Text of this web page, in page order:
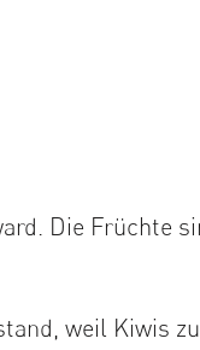
Die Früchte
weil Kiwis